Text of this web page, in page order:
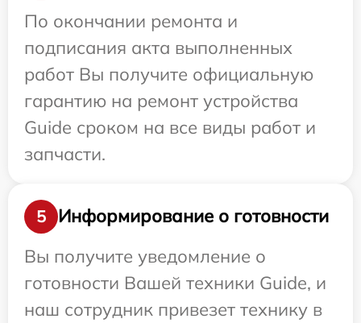
По окончании ремонта и
подписания акта выполненных
работ Вы получите официальную
гарантию на ремонт устройства
Guide сроком на все виды работ и
запчасти.
5
Информирование о готовности
Вы получите уведомление о
готовности Вашей техники Guide, и
наш сотрудник привезет технику в